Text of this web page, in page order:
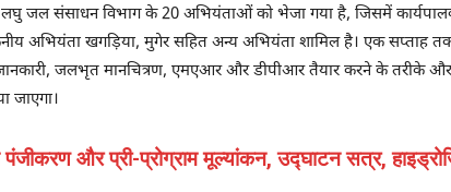
जल संसाधन विभाग के 20 अभियंताओं को भेजा गया है, जिसमें
अभियंता खगड़िया, मुगेर सहित अन्य अभियंता शामिल है। एक
जलभृत मानचित्रण, एमएआर और डीपीआर तैयार करने के तरीके और
जाएगा।
और प्री-प्रोग्राम मूल्यांकन, उद्घाटन सत्र,